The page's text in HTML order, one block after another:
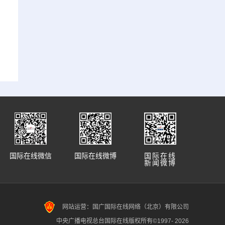
国际在线
新闻微博
国际在线微博
国际在线微信
网站运营：国广国际在线网络（北京）有限公司
中央广播电视总台国际在线版权所有©1997- 2026